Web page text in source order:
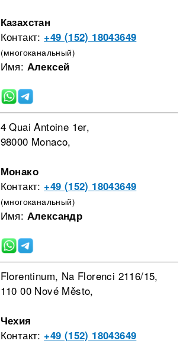
Казахстан
Контакт: +49 (152) 18043649
(многоканальный)
Имя: Алексей
4 Quai Antoine 1er,
98000 Monaco,
Монако
Контакт: +49 (152) 18043649
(многоканальный)
Имя: Александр
Florentinum, Na Florenci 2116/15,
110 00 Nové Město,
Чехия
Контакт: +49 (152) 18043649